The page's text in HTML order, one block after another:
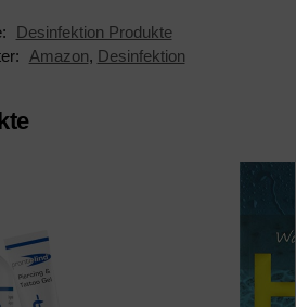
Desinfektion Produkte
Amazon, Desinfektion